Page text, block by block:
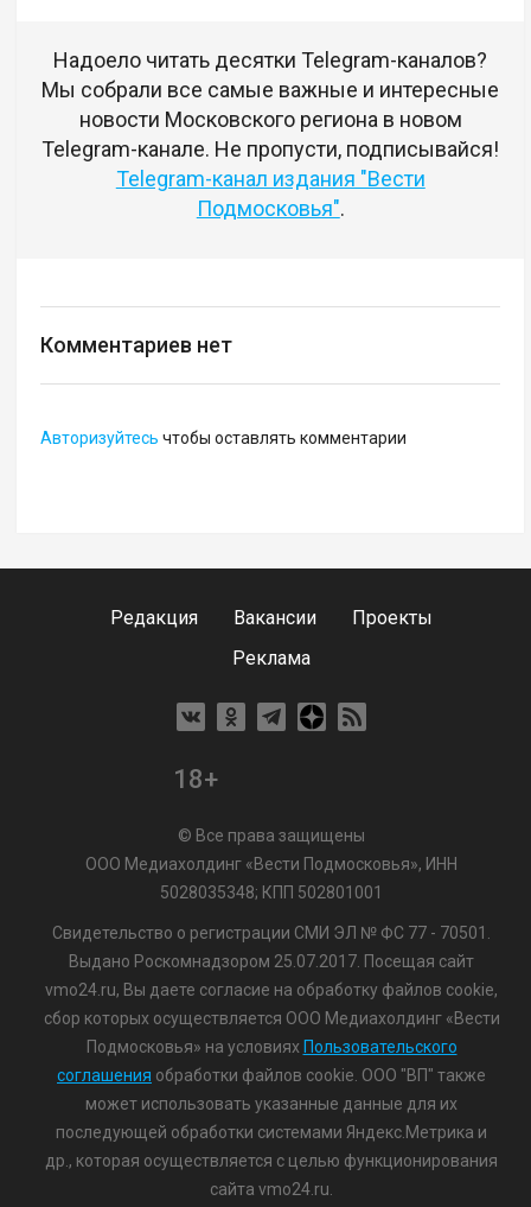
Надоело читать десятки Telegram-каналов?
Мы собрали все самые важные и интересные
новости Московского региона в новом
Telegram-канале. Не пропусти, подписывайся!
Telegram-канал издания "Вести
Подмосковья".
Комментариев нет
Авторизуйтесь чтобы оставлять комментарии
Редакция Вакансии
Проекты
Реклама
18+
© Все права защищены
ООО Медиахолдинг «Вести Подмосковья», ИНН
5028035348; КПП 502801001
Свидетельство о регистрации СМИ ЭЛ № ФС 77 - 70501.
Выдано Роскомнадзором 25.07.2017. Посещая сайт
vmo24.ru, Вы даете согласие на обработку файлов cookie,
сбор которых осуществляется ООО Медиахолдинг «Вести
Подмосковья» на условиях Пользовательского
соглашения обработки файлов cookie. ООО "ВП" также
может использовать указанные данные для их
последующей обработки системами Яндекс.Метрика и
др., которая осуществляется с целью функционирования
сайта vmo24.ru.